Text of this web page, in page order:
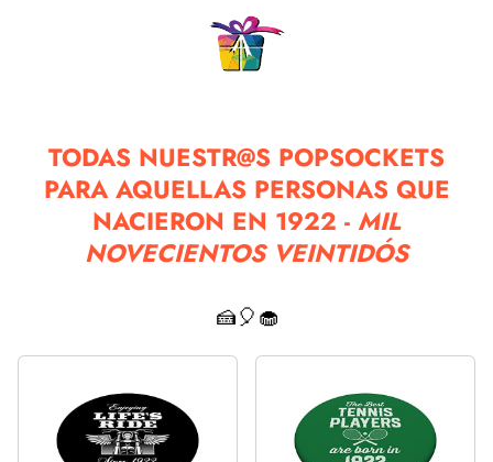
TODAS NUESTR@S POPSOCKETS
PARA AQUELLAS PERSONAS QUE
NACIERON EN 1922 - MIL
NOVECIENTOS VEINTIDÓS
🍰🎈🧁